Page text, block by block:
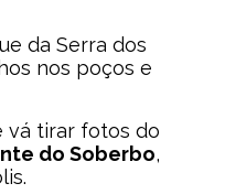
da Serra dos
nos poços e
vá tirar fotos do
do Soberbo,